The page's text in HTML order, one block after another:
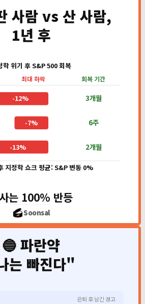
사람 vs 산 사람,
1년 후
학 위기 후 S&P 500 회복
최대 하락 회복 기간
-12% 3개월
-7% 6주
-13% 2개월
지정학 쇼크 평균: S&P 변동 0%
는 100% 반등
Soonsal
🔵 파란약
는 빠진다"
은퇴 후 남긴 경고